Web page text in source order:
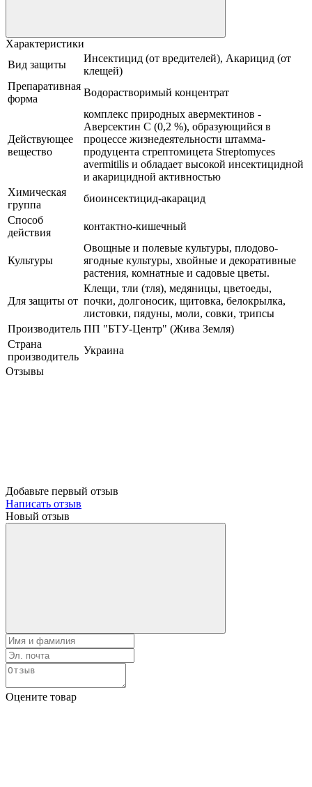
Характеристики
Вид защиты
Инсектицид (от вредителей), Акарицид (от
клещей)
Препаративная
форма
Водорастворимый концентрат
Действующее
вещество
комплекс природных авермектинов -
Аверсектин С (0,2 %), образующийся в
процессе жизнедеятельности штамма-
продуцента стрептомицета Streptomyces
avermitilis и обладает высокой инсектицидной
и акарицидной активностью
Химическая
группа
биоинсектицид-акарацид
Способ
действия
контактно-кишечный
Культуры
Овощные и полевые культуры, плодово-
ягодные культуры, хвойные и декоративные
растения, комнатные и садовые цветы.
Для защиты от
Клещи, тли (тля), медяницы, цветоеды,
почки, долгоносик, щитовка, белокрылка,
листовки, пядуны, моли, совки, трипсы
Производитель ПП "БТУ-Центр" (Жива Земля)
Страна
производитель
Украина
Отзывы
Добавьте первый отзыв
Написать отзыв
Новый отзыв
Оцените товар